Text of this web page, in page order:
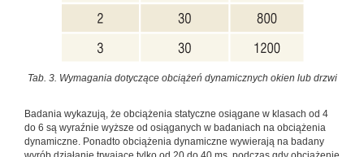
Tab. 3. Wymagania dotyczące obciążeń dynamicznych okien lub drzwi
Badania wykazują, że obciążenia statyczne osiągane w klasach od 4
do 6 są wyraźnie wyższe od osiąganych w badaniach na obciążenia
dynamiczne. Ponadto obciążenia dynamiczne wywierają na badany